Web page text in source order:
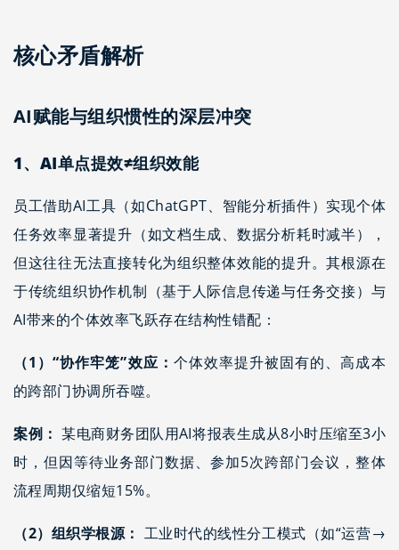
核心矛盾解析
AI赋能与组织惯性的深层冲突
1、 AI单点提效≠组织效能
员工借助AI工具（如ChatGPT、智能分析插件）实现个体
任务效率显著提升（如文档生成、数据分析耗时减半），
但这往往无法直接转化为组织整体效能的提升。其根源在
于传统组织协作机制（基于人际信息传递与任务交接）与
AI带来的个体效率飞跃存在结构性错配：
（1）“协作牢笼”效应： 个体效率提升被固有的、高成本
的跨部门协调所吞噬。
案例： 某电商财务团队用AI将报表生成从8小时压缩至3小
时，但因等待业务部门数据、参加5次跨部门会议，整体
流程周期仅缩短15%。
（2）组织学根源： 工业时代的线性分工模式（如“运营→